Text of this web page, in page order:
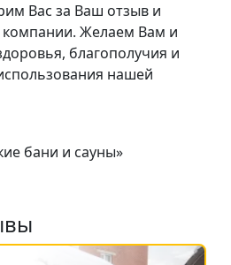
Вас за Ваш отзыв и
Желаем Вам и
благополучия и
нашей
бани и сауны»